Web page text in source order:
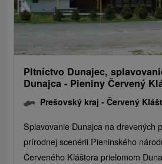
Pltníctvo Dunajec,
Dunajca - Pieniny Červený
Prešovský kraj -Červený
Splavovanie Dunajca na drevených
prírodnej scenérii Pieninského
Červeného Kláštora prielomom